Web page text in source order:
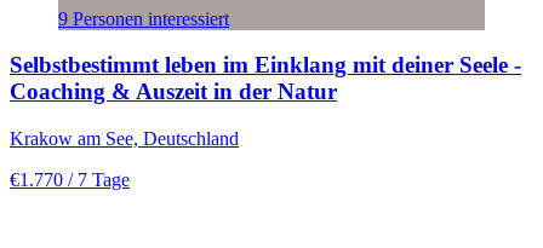
9 Personen interessiert
Selbstbestimmt leben im Einklang mit deiner Seele -
Coaching & Auszeit in der Natur
Krakow am See, Deutschland
€1.770 / 7 Tage